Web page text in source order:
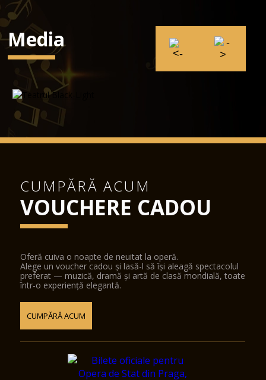
Media
CUMPĂRĂ ACUM
VOUCHERE CADOU
Oferă cuiva o noapte de neuitat la operă.
Alege un voucher cadou și lasă-l să își aleagă spectacolul
preferat — muzică, dramă și artă de clasă mondială, toate
într-o experiență elegantă.
CUMPĂRĂ ACUM